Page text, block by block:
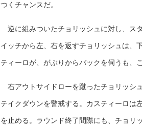
つくチャンスだ。
逆に組みついたチョリッシュに対し、ス
イッチから左、右を返すチョリッシュは、
ティーロが、がぶりからバックを伺うも、
右アウトサイドローを蹴ったチョリッシ
テイクダウンを警戒する。カスティーロは
を止める。ラウンド終了間際にも、チョリ